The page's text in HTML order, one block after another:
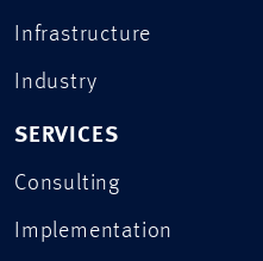
Infrastructure
Industry
SERVICES
Consulting
Implementation